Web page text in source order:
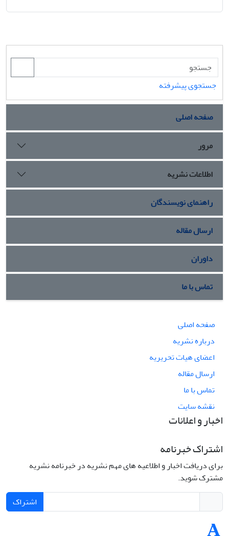
جستجوی پیشرفته
صفحه اصلی
مرور
اطلاعات نشریه
راهنمای نویسندگان
ارسال مقاله
داوران
تماس با ما
صفحه اصلی
درباره نشریه
اعضای هیات تحریریه
ارسال مقاله
تماس با ما
نقشه سایت
اخبار و اعلانات
اشتراک خبرنامه
برای دریافت اخبار و اطلاعیه های مهم نشریه در خبرنامه نشریه
مشترک شوید.
اشتراک